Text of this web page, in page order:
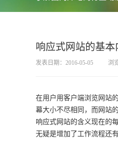
响应式网站的基本
发表日期：2016-05-05 浏
在用户用客户端浏览网站
幕大小不尽相同，而网站
响应式网站的含义现在的
无疑是增加了工作流程还